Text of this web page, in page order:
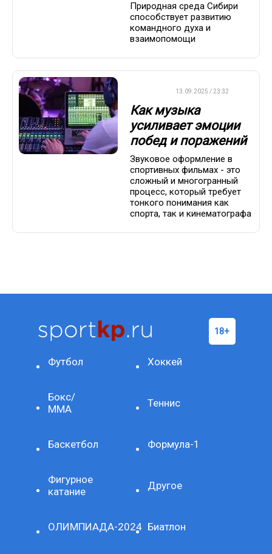
Природная среда Сибири
способствует развитию
командного духа и
взаимопомощи
13.09.2025 / 23:32
Как музыка
усиливает эмоции
побед и поражений
Звуковое оформление в
спортивных фильмах - это
сложный и многогранный
процесс, который требует
тонкого понимания как
спорта, так и кинематографа
Футбол Хоккей
Бокс/
ММА
Теннис
Баскетбол Формула-1
Фигурное
катание
Другое
ОЛИМПИАДА-2024 Биатлон